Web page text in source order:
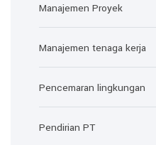
Manajemen Proyek
Manajemen tenaga kerja
Pencemaran lingkungan
Pendirian PT